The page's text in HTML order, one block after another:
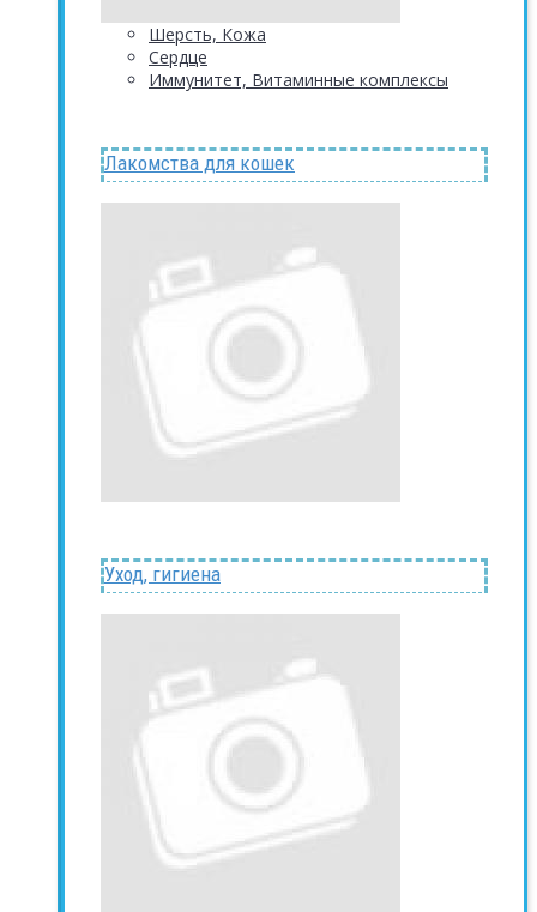
Шерсть, Кожа
Сердце
Иммунитет, Витаминные комплексы
Лакомства для кошек
Уход, гигиена